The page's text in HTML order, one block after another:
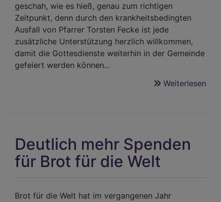
geschah, wie es hieß, genau zum richtigen
Zeitpunkt, denn durch den krankheitsbedingten
Ausfall von Pfarrer Torsten Fecke ist jede
zusätzliche Unterstützung herzlich willkommen,
damit die Gottesdienste weiterhin in der Gemeinde
gefeiert werden können...
Weiterlesen
Deutlich mehr Spenden
für Brot für die Welt
Brot für die Welt hat im vergangenen Jahr